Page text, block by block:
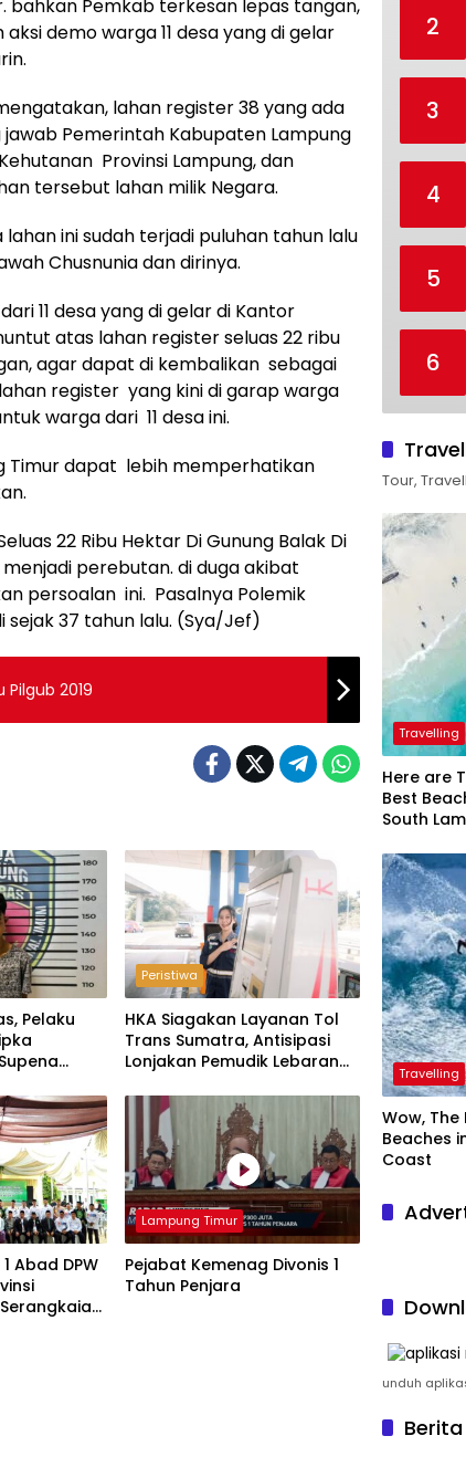
bahkan Pemkab terkesan lepas tangan,
demo warga 11 desa yang di gelar
lahan register 38 yang ada
Pemerintah Kabupaten Lampung
Provinsi Lampung, dan
tersebut lahan milik Negara.
ini sudah terjadi puluhan tahun lalu
Chusnunia dan dirinya.
11 desa yang di gelar di Kantor
atas lahan register seluas 22 ribu
agar dapat di kembalikan sebagai
register yang kini di garap warga
warga dari 11 desa ini.
Timur dapat lebih memperhatikan
22 Ribu Hektar Di Gunung Balak Di
perebutan. di duga akibat
persoalan ini. Pasalnya Polemik
37 tahun lalu. (Sya/Jef)
Pilgub 2019
Pelaku
Peristiwa
HKA Siagakan Layanan Tol
Trans Sumatra, Antisipasi
Lonjakan Pemudik Lebaran
Abad DPW
Lampung Timur
Pejabat Kemenag Divonis 1
Tahun Penjara
2
3
4
5
6
Tour,
Travelling
Here are
Best
South
Travelling
Wow, The
Beaches
Coast
unduh